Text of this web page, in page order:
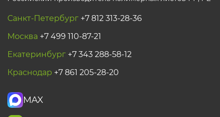
Санкт-Петербург +7 812 313-28-36
Москва +7 499 110-87-21
Екатеринбург +7 343 288-58-12
Краснодар +7 861 205-28-20
MAX